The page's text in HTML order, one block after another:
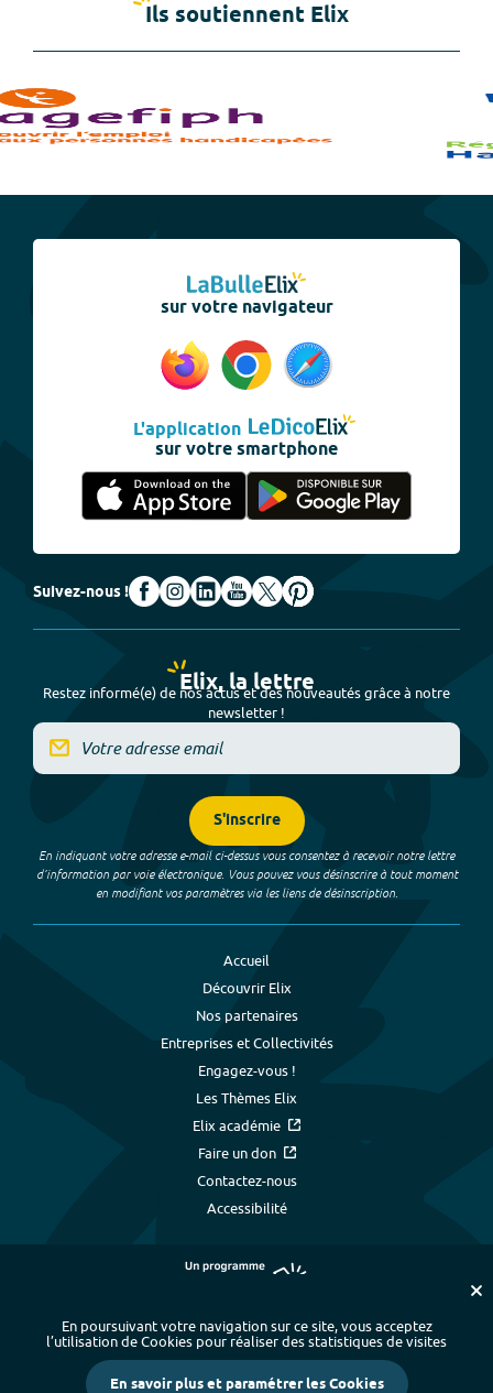
Ils soutiennent Elix
sur votre navigateur
L'application
sur votre smartphone
Suivez-nous !
Elix, la lettre
Restez informé(e) de nos actus et des nouveautés grâce à notre
newsletter !
S'inscrire
En indiquant votre adresse e-mail ci-dessus vous consentez à recevoir notre lettre
d’information par voie électronique. Vous pouvez vous désinscrire à tout moment
en modifiant vos paramètres via les liens de désinscription.
Accueil
Découvrir Elix
Nos partenaires
Entreprises et Collectivités
Engagez-vous !
Les Thèmes Elix
Elix académie
Faire un don
Contactez-nous
Accessibilité
Plan du site - Index alphabétique
-
Mentions légales et données personnelles
- Paramétrer les cookies
En poursuivant votre navigation sur ce site, vous acceptez
l’utilisation de Cookies pour réaliser des statistiques de visites
En savoir plus et paramétrer les Cookies